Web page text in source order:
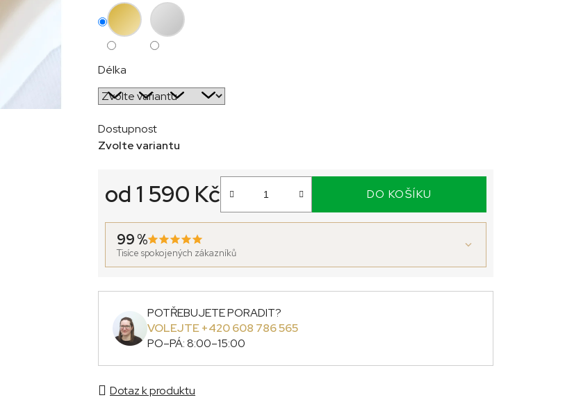
Délka
Dostupnost
Zvolte variantu
od 1 590 Kč DO KOŠÍKU
99 %
Tisíce spokojených zákazníků
POTŘEBUJETE PORADIT?
VOLEJTE +420 608 786 565
PO–PÁ: 8:00–15:00
Dotaz k produktu